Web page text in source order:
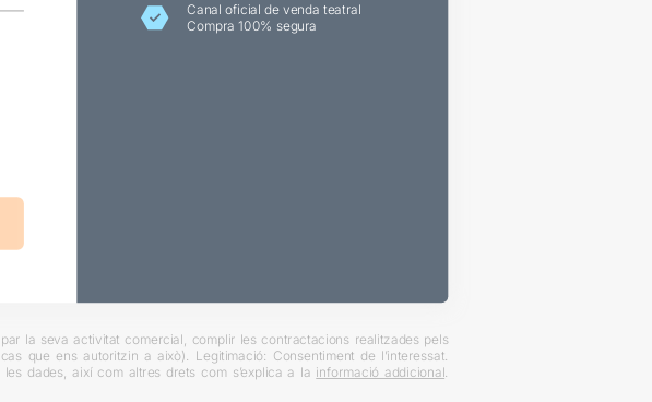
Canal oficial de venda teatral
Compra 100% segura
la seva activitat comercial, complir les contractacions realitzades pels
que ens autoritzin a això). Legitimació: Consentiment de l’interessat.
dades, així com altres drets com s’explica a la informació addicional